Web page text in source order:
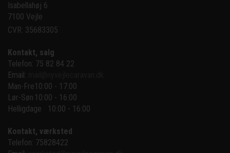
Isabellahøj 6
7100 Vejle
CVR: 35683305
Kontakt, salg
Telefon: 75 82 84 22
Email:
Man-Fre10:00 - 17:00
Lør-Søn 10:00 - 16:00
Helligdage   10:00 - 16:00
Kontakt, værksted
Telefon: 75828422